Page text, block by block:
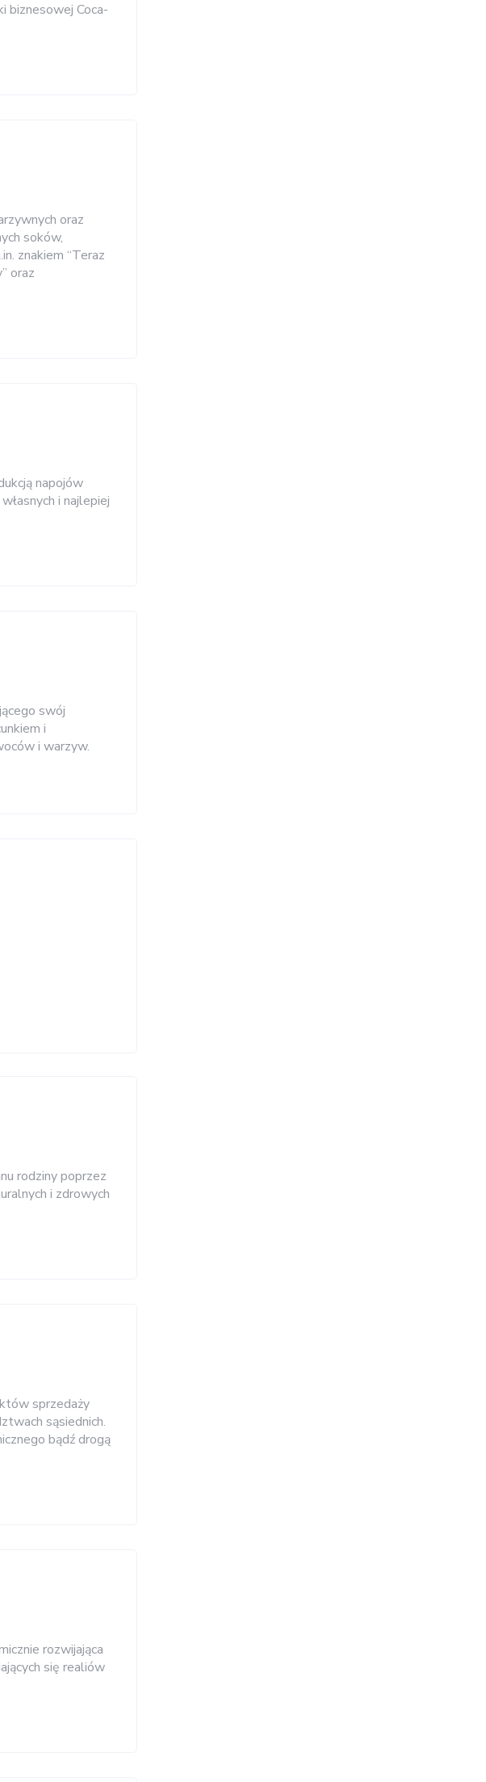
biznesowej Coca-
oraz
soków,
znakiem “Teraz
oraz
napojów
i najlepiej
swój
i
i warzyw.
rodziny poprzez
i zdrowych
sprzedaży
sąsiednich.
bądź drogą
rozwijająca
się realiów